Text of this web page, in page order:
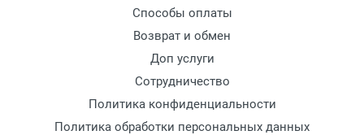
Способы оплаты
Возврат и обмен
Доп услуги
Сотрудничество
Политика конфиденциальности
Политика обработки персональных данных